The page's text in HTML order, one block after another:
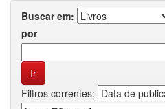
Buscar em:
por
Filtros correntes: